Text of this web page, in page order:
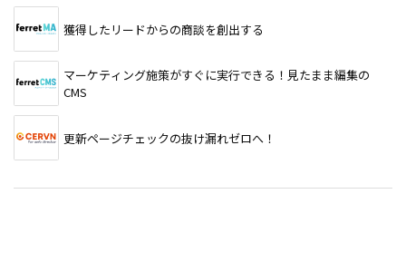
獲得したリードからの商談を創出する
マーケティング施策がすぐに実行できる！見たまま編集の
CMS
更新ページチェックの抜け漏れゼロへ！